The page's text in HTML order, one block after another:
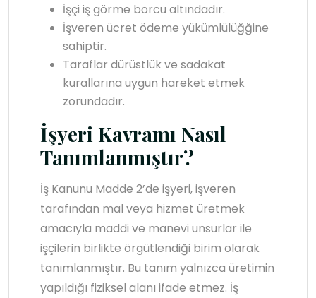
İşçi iş görme borcu altındadır.
İşveren ücret ödeme yükümlülüğğine
sahiptir.
Taraflar dürüstlük ve sadakat
kurallarına uygun hareket etmek
zorundadır.
İşyeri Kavramı Nasıl
Tanımlanmıştır?
İş Kanunu Madde 2’de işyeri, işveren
tarafından mal veya hizmet üretmek
amacıyla maddi ve manevi unsurlar ile
işçilerin birlikte örgütlendiği birim olarak
tanımlanmıştır. Bu tanım yalnızca üretimin
yapıldığı fiziksel alanı ifade etmez. İş